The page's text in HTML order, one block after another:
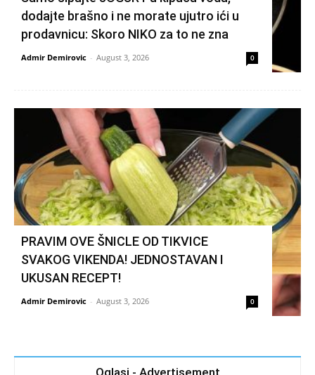
dodajte brašno i ne morate ujutro ići u
prodavnicu: Skoro NIKO za to ne zna
Admir Demirovic - August 3, 2026 0
PRAVIM OVE ŠNICLE OD TIKVICE
SVAKOG VIKENDA! JEDNOSTAVAN I
UKUSAN RECEPT!
Admir Demirovic - August 3, 2026 0